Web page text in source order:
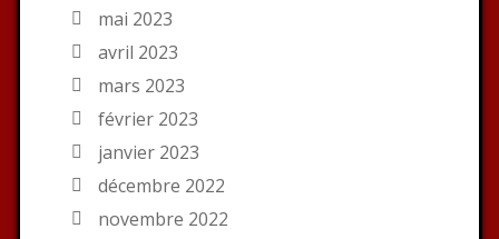
mai 2023
avril 2023
mars 2023
février 2023
janvier 2023
décembre 2022
novembre 2022